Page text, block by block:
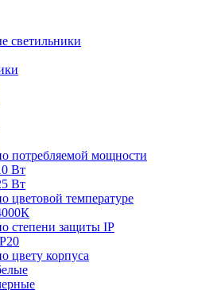
светильники
потребляемой мощности
Вт
Вт
цветовой температуре
степени защиты IP
цвету корпуса